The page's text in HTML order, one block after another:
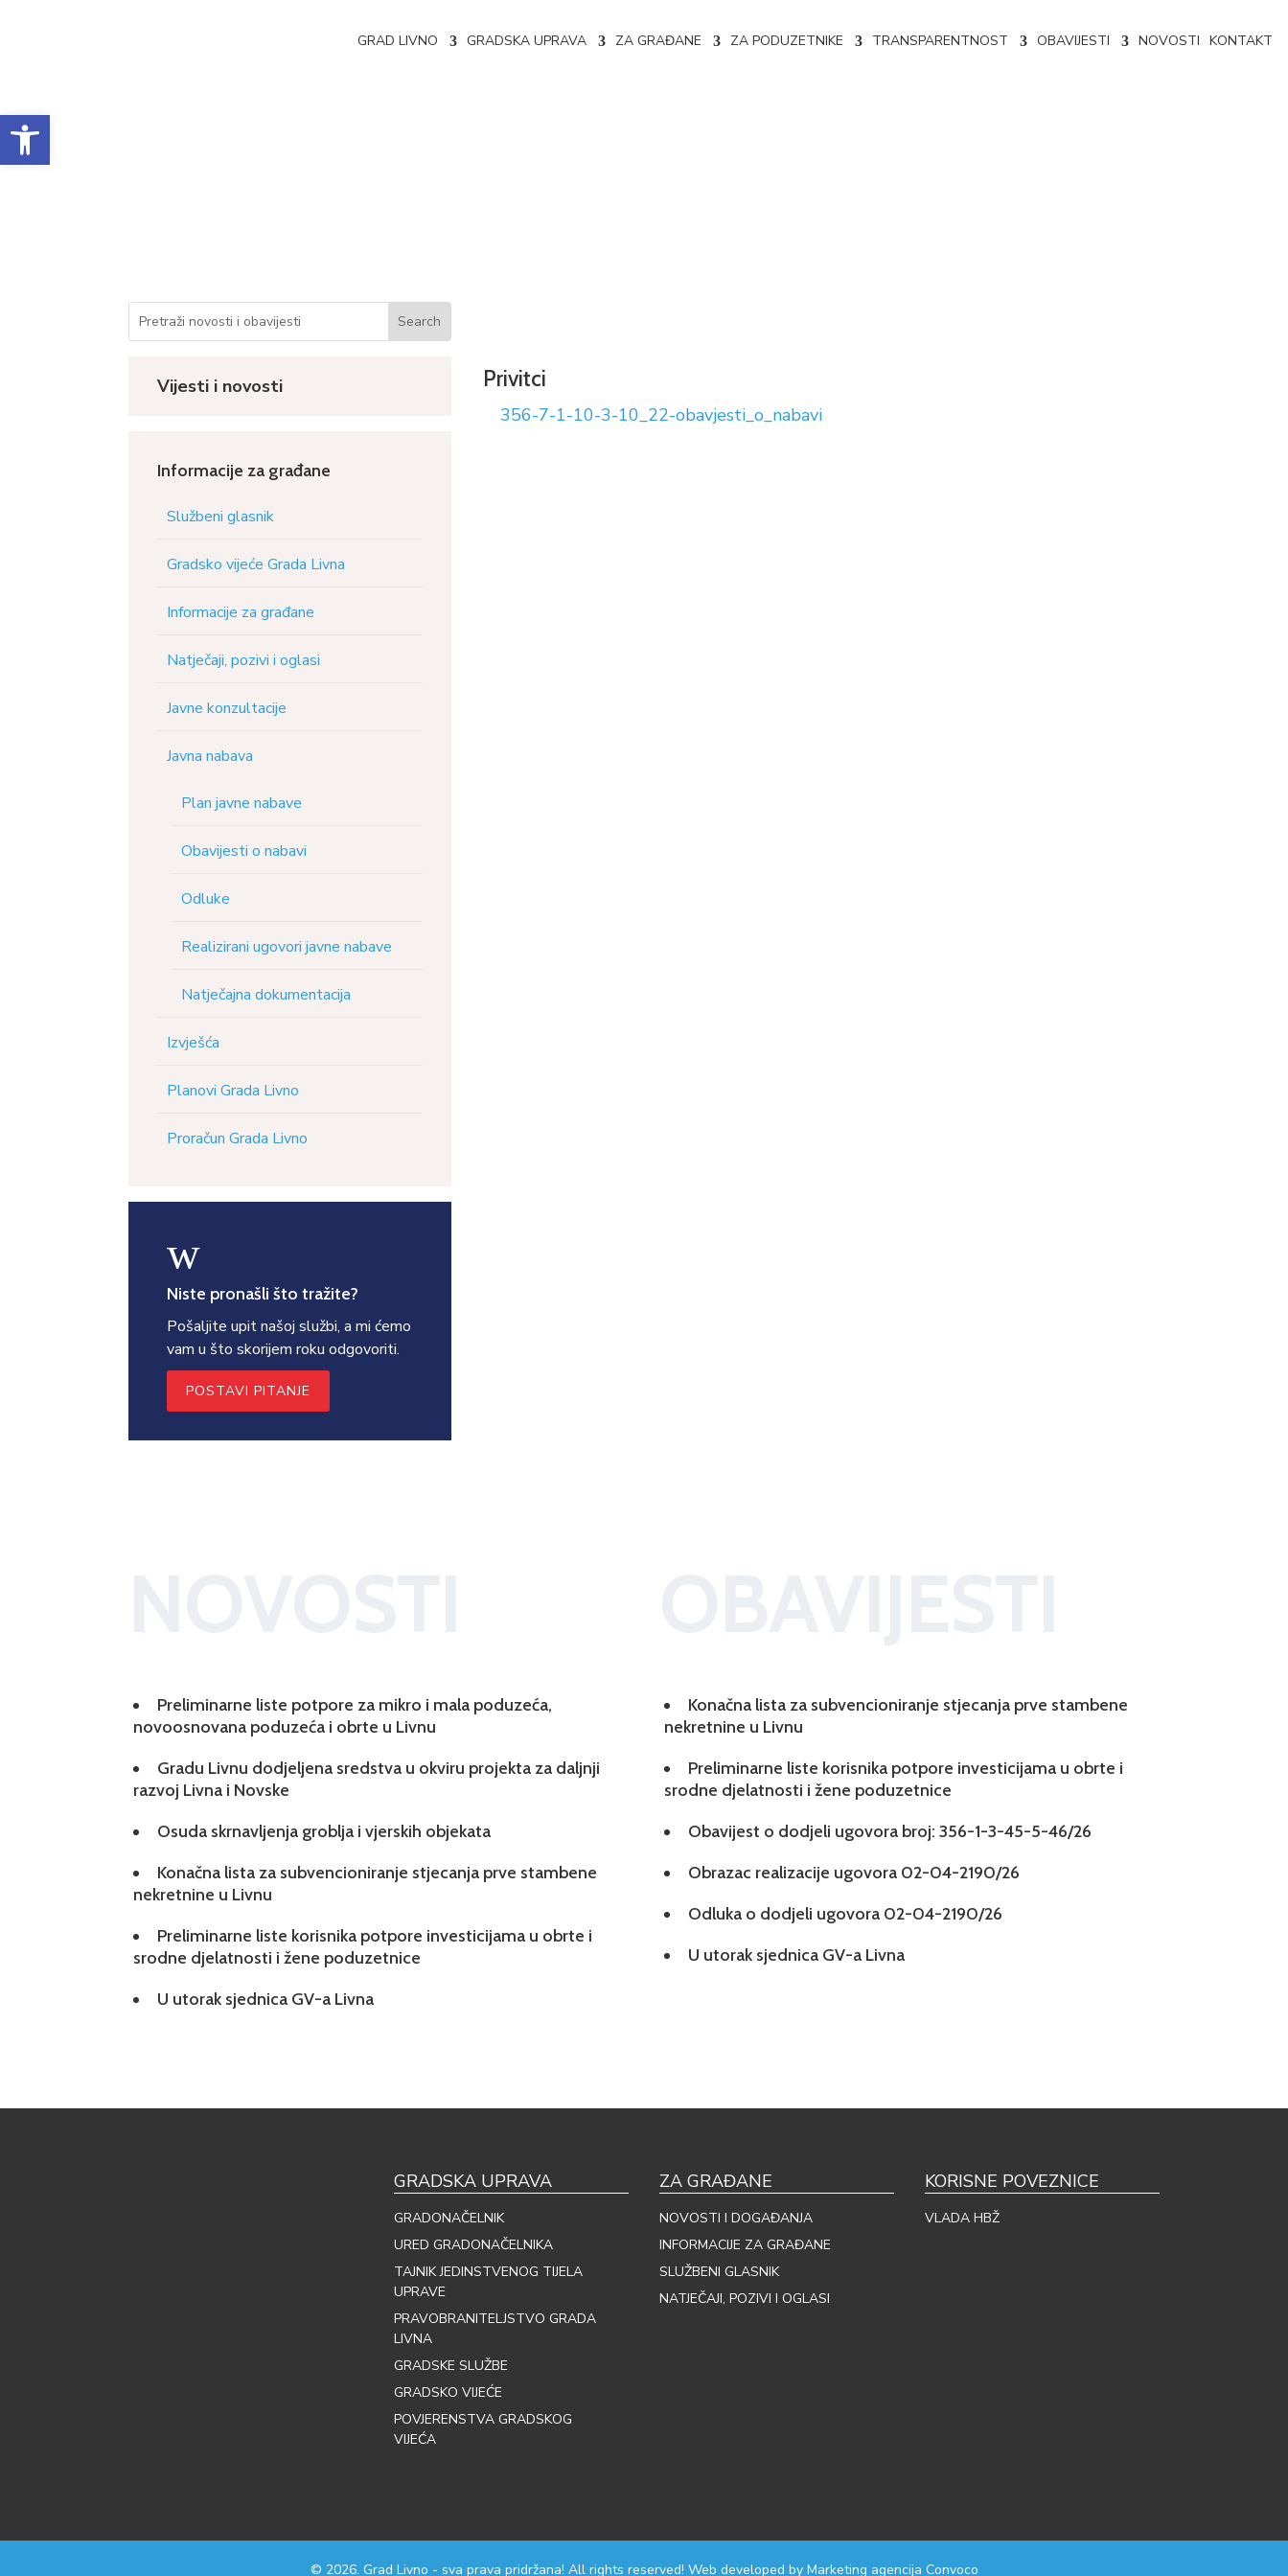
Open toolbar
GRAD LIVNO GRADSKA UPRAVA ZA GRAĐANE ZA PODUZETNIKE TRANSPARENTNOST OBAVIJESTI NOVOSTI KONTAKT
Vijesti i novosti
Informacije za građane
Službeni glasnik
Gradsko vijeće Grada Livna
Informacije za građane
Natječaji, pozivi i oglasi
Javne konzultacije
Javna nabava
Plan javne nabave
Obavijesti o nabavi
Odluke
Realizirani ugovori javne nabave
Natječajna dokumentacija
Izvješća
Planovi Grada Livno
Proračun Grada Livno
w
Niste pronašli što tražite?
Pošaljite upit našoj službi, a mi ćemo
vam u što skorijem roku odgovoriti.
POSTAVI PITANJE
Privitci
356-7-1-10-3-10_22-obavjesti_o_nabavi
Preliminarne liste potpore za mikro i mala poduzeća,
novoosnovana poduzeća i obrte u Livnu
Gradu Livnu dodjeljena sredstva u okviru projekta za daljnji
razvoj Livna i Novske
Osuda skrnavljenja groblja i vjerskih objekata
Konačna lista za subvencioniranje stjecanja prve stambene
nekretnine u Livnu
Preliminarne liste korisnika potpore investicijama u obrte i
srodne djelatnosti i žene poduzetnice
U utorak sjednica GV-a Livna
Konačna lista za subvencioniranje stjecanja prve stambene
nekretnine u Livnu
Preliminarne liste korisnika potpore investicijama u obrte i
srodne djelatnosti i žene poduzetnice
Obavijest o dodjeli ugovora broj: 356-1-3-45-5-46/26
Obrazac realizacije ugovora 02-04-2190/26
Odluka o dodjeli ugovora 02-04-2190/26
U utorak sjednica GV-a Livna
GRADSKA UPRAVA
GRADONAČELNIK
URED GRADONAČELNIKA
TAJNIK JEDINSTVENOG TIJELA
UPRAVE
PRAVOBRANITELJSTVO GRADA
LIVNA
GRADSKE SLUŽBE
GRADSKO VIJEĆE
POVJERENSTVA GRADSKOG
VIJEĆA
ZA GRAĐANE
NOVOSTI I DOGAĐANJA
INFORMACIJE ZA GRAĐANE
SLUŽBENI GLASNIK
NATJEČAJI, POZIVI I OGLASI
KORISNE POVEZNICE
VLADA HBŽ
© 2026. Grad Livno - sva prava pridržana! All rights reserved! Web developed by Marketing agencija Convoco